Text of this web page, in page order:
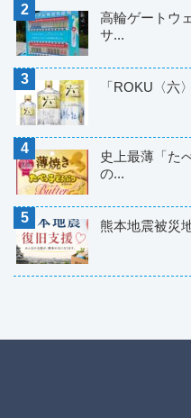
高輪ゲートウ
サ...
「ROKU〈六
史上最薄「た
の...
熊本地震被災